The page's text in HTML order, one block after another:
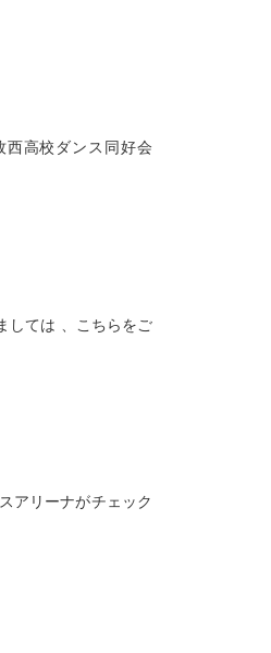
高校ダンス同好会
しては 、こちらをご
アリーナがチェック